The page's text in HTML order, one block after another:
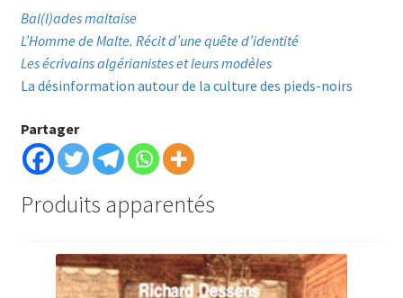
Bal(l)ades maltaise
L’Homme de Malte. Récit d’une quête d’identité
Les écrivains algérianistes et leurs modèles
La désinformation autour de la culture des pieds-noirs
Partager
Produits apparentés